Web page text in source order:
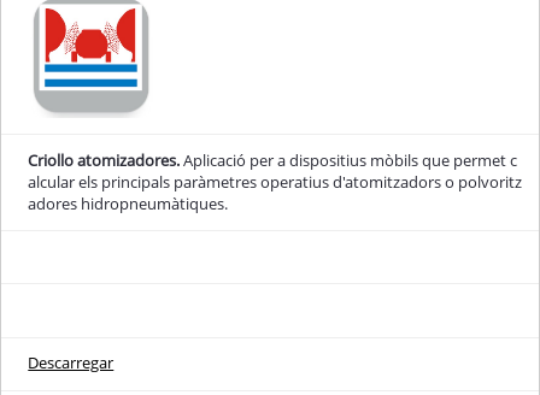
Criollo atomizadores.Aplicació per a dispositius mòbils que permet c
alcular els principals paràmetres operatius d'atomitzadors o polvoritz
adores hidropneumàtiques.
Descarregar